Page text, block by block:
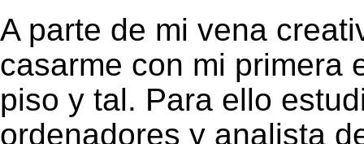
A parte de mi vena
casarme con mi primera
piso y tal. Para ello
ordenadores y analista